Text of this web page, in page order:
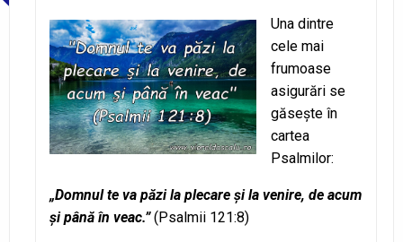
Una dintre
cele mai
frumoase
asigurări se
găseşte în
cartea
Psalmilor:
„Domnul te va păzi la plecare şi la venire, de acum
şi până în veac.”(Psalmii 121:8)